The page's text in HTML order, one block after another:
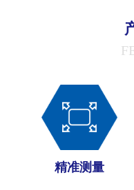
精准测量